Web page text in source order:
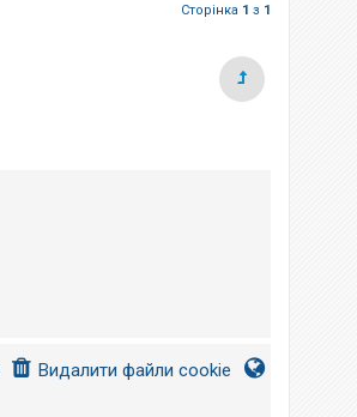
Сторінка 1 з 1
Видалити файли cookie